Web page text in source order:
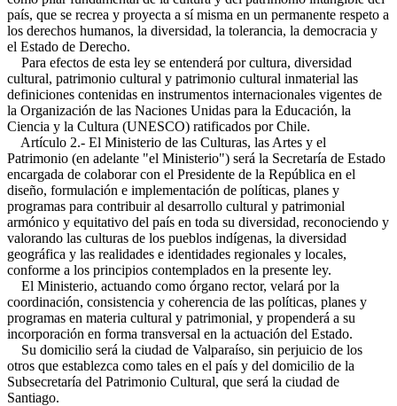
país, que se recrea y proyecta a sí misma en un permanente respeto a
los derechos humanos, la diversidad, la tolerancia, la democracia y
el Estado de Derecho.
Para efectos de esta ley se entenderá por cultura, diversidad
cultural, patrimonio cultural y patrimonio cultural inmaterial las
definiciones contenidas en instrumentos internacionales vigentes de
la Organización de las Naciones Unidas para la Educación, la
Ciencia y la Cultura (UNESCO) ratificados por Chile.
Artículo 2.- El Ministerio de las Culturas, las Artes y el
Patrimonio (en adelante "el Ministerio") será la Secretaría de Estado
encargada de colaborar con el Presidente de la República en el
diseño, formulación e implementación de políticas, planes y
programas para contribuir al desarrollo cultural y patrimonial
armónico y equitativo del país en toda su diversidad, reconociendo y
valorando las culturas de los pueblos indígenas, la diversidad
geográfica y las realidades e identidades regionales y locales,
conforme a los principios contemplados en la presente ley.
El Ministerio, actuando como órgano rector, velará por la
coordinación, consistencia y coherencia de las políticas, planes y
programas en materia cultural y patrimonial, y propenderá a su
incorporación en forma transversal en la actuación del Estado.
Su domicilio será la ciudad de Valparaíso, sin perjuicio de los
otros que establezca como tales en el país y del domicilio de la
Subsecretaría del Patrimonio Cultural, que será la ciudad de
Santiago.